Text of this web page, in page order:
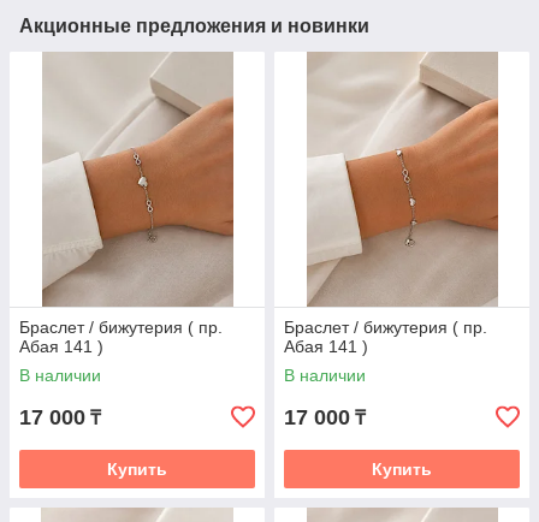
Акционные предложения и новинки
Браслет / бижутерия ( пр.
Абая 141 )
В наличии
17 000 ₸
Купить
Браслет / бижутерия ( пр.
Абая 141 )
В наличии
17 000 ₸
Купить